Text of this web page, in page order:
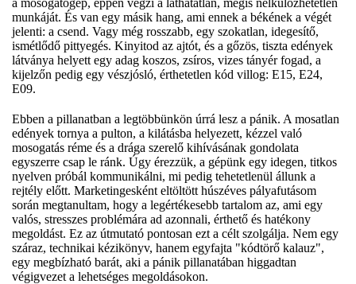
munkáját. És van egy másik hang, ami ennek a békének a végét
jelenti: a csend. Vagy még rosszabb, egy szokatlan, idegesítő,
ismétlődő pittyegés. Kinyitod az ajtót, és a gőzös, tiszta edények
látványa helyett egy adag koszos, zsíros, vizes tányér fogad, a
kijelzőn pedig egy vészjósló, érthetetlen kód villog: E15, E24,
E09.
Ebben a pillanatban a legtöbbünkön úrrá lesz a pánik. A mosatlan
edények tornya a pulton, a kilátásba helyezett, kézzel való
mosogatás réme és a drága szerelő kihívásának gondolata
egyszerre csap le ránk. Úgy érezzük, a gépünk egy idegen, titkos
nyelven próbál kommunikálni, mi pedig tehetetlenül állunk a
rejtély előtt. Marketingesként eltöltött húszéves pályafutásom
során megtanultam, hogy a legértékesebb tartalom az, ami egy
valós, stresszes problémára ad azonnali, érthető és hatékony
megoldást. Ez az útmutató pontosan ezt a célt szolgálja. Nem egy
száraz, technikai kézikönyv, hanem egyfajta "kódtörő kalauz",
egy megbízható barát, aki a pánik pillanatában higgadtan
végigvezet a lehetséges megoldásokon.